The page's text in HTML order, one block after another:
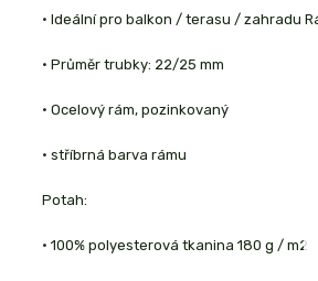
• Ideální pro balkon / terasu / zahradu
• Průměr trubky: 22/25 mm
• Ocelový rám, pozinkovaný
• stříbrná barva rámu
Potah:
• 100% polyesterová tkanina 180 g / m2